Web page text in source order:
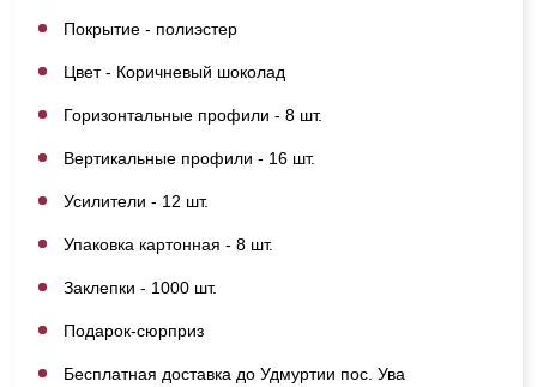
Покрытие - полиэстер
Цвет - Коричневый шоколад
Горизонтальные профили - 8 шт.
Вертикальные профили - 16 шт.
Усилители - 12 шт.
Упаковка картонная - 8 шт.
Заклепки - 1000 шт.
Подарок-сюрприз
Бесплатная доставка до Удмуртии пос. Ува